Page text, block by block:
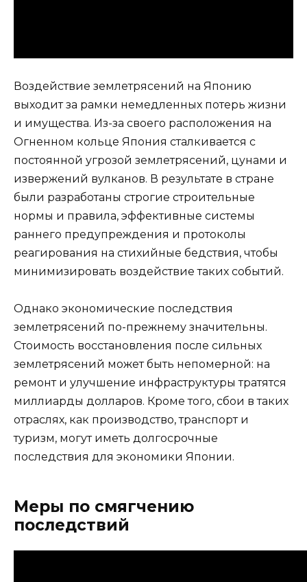
Воздействие землетрясений на Японию
выходит за рамки немедленных потерь жизни
и имущества. Из-за своего расположения на
Огненном кольце Япония сталкивается с
постоянной угрозой землетрясений, цунами и
извержений вулканов. В результате в стране
были разработаны строгие строительные
нормы и правила, эффективные системы
раннего предупреждения и протоколы
реагирования на стихийные бедствия, чтобы
минимизировать воздействие таких событий.
Однако экономические последствия
землетрясений по-прежнему значительны.
Стоимость восстановления после сильных
землетрясений может быть непомерной: на
ремонт и улучшение инфраструктуры тратятся
миллиарды долларов. Кроме того, сбои в таких
отраслях, как производство, транспорт и
туризм, могут иметь долгосрочные
последствия для экономики Японии.
Меры по смягчению
последствий